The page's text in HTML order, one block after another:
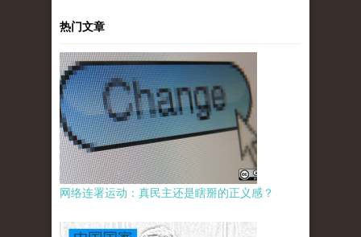
热门文章
网络连署运动：真民主还是瞎掰的正义感？